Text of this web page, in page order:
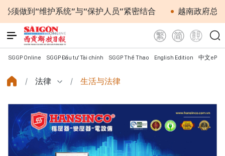
维护系统”与“保护人员”紧密结合 越南政府总理黎明兴
SGGP Online SGGP Đầu tư Tài chính SGGP Thể Thao English Edition 中文
法律 生活与法律